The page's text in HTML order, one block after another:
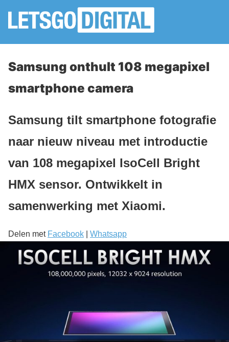
Samsung onthult 108 megapixel
smartphone camera
Samsung tilt smartphone fotografie
naar nieuw niveau met introductie
van 108 megapixel IsoCell Bright
HMX sensor. Ontwikkelt in
samenwerking met Xiaomi.
Delen met Facebook Whatsapp